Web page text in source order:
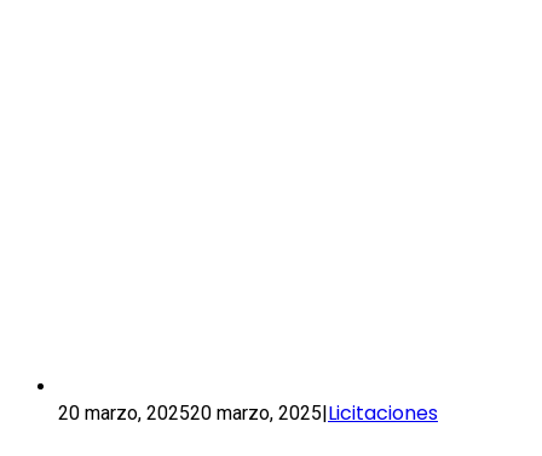
20 marzo, 202520 marzo, 2025|Licitaciones